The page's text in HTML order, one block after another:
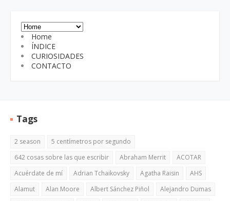
Home
ÍNDICE
CURIOSIDADES
CONTACTO
Tags
2 season
5 centímetros por segundo
642 cosas sobre las que escribir
Abraham Merrit
ACOTAR
Acuérdate de mí
Adrian Tchaikovsky Agatha Raisin
AHS
Alamut
Alan Moore Albert Sánchez Piñol
Alejandro Dumas